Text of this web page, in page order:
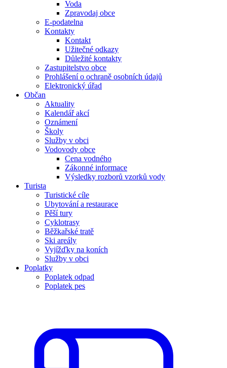
Voda
Zpravodaj obce
E-podatelna
Kontakty
Kontakt
Užitečné odkazy
Důležité kontakty
Zastupitelstvo obce
Prohlášení o ochraně osobních údajů
Elektronický úřad
Občan
Aktuality
Kalendář akcí
Oznámení
Školy
Služby v obci
Vodovody obce
Cena vodného
Zákonné informace
Výsledky rozborů vzorků vody
Turista
Turistické cíle
Ubytování a restaurace
Pěší tury
Cyklotrasy
Běžkařské tratě
Ski areály
Vyjížďky na koních
Služby v obci
Poplatky
Poplatek odpad
Poplatek pes